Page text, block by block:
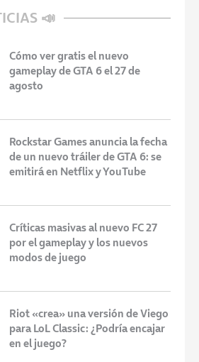
📣
Cómo ver gratis el nuevo
gameplay de GTA 6 el 27 de
agosto
Rockstar Games anuncia la fecha
de un nuevo tráiler de GTA 6: se
emitirá en Netflix y YouTube
Críticas masivas al nuevo FC 27
por el gameplay y los nuevos
modos de juego
Riot «crea» una versión de Viego
para LoL Classic: ¿Podría encajar
en el juego?